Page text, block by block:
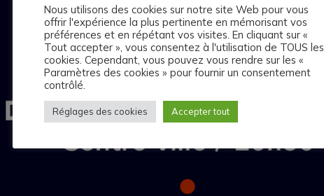
Nous utilisons des cookies sur notre site Web pour vous
offrir l'expérience la plus pertinente en mémorisant vos
préférences et en répétant vos visites. En cliquant sur «
Tout accepter », vous consentez à l'utilisation de TOUS les
cookies. Cependant, vous pouvez vous rendre sur les «
Paramètres des cookies » pour fournir un consentement
contrôlé.
Réglages des cookies Accepter tout